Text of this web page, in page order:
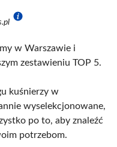
w Warszawie i
zestawieniu TOP 5.
kuśnierzy w
wyselekcjonowane,
po to, aby znaleźć
potrzebom.